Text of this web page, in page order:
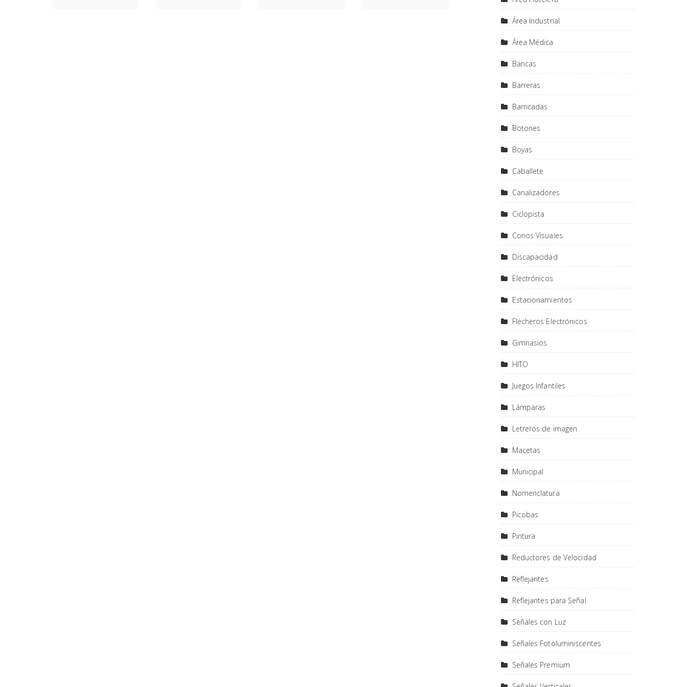
Área Industrial
Área Médica
Bancas
Barreras
Barricadas
Botones
Boyas
Caballete
Canalizadores
Ciclopista
Conos Visuales
Discapacidad
Electrónicos
Estacionamientos
Flecheros Electrónicos
Gimnasios
HITO
Juegos Infantiles
Lámparas
Letreros de imagen
Macetas
Municipal
Nomenclatura
Picobas
Pintura
Reductores de Velocidad
Reflejantes
Reflejantes para Señal
Señales con Luz
Señales Fotoluminiscentes
Señales Premium